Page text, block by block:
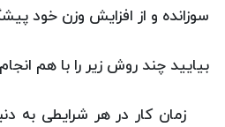
سوزانده و از افزایش وزن خود
بیایید چند روش زیر را با هم
زمان کار در هر شرایطی به